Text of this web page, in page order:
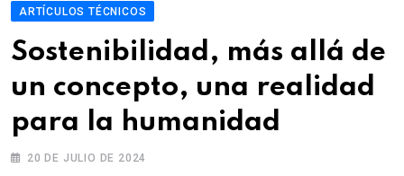
ARTÍCULOS TÉCNICOS
Sostenibilidad, más allá de
un concepto, una realidad
para la humanidad
20 DE JULIO DE 2024